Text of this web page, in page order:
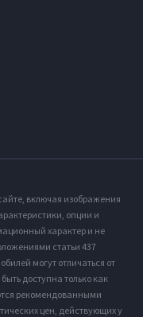
включая изображения
опции и
характер и не
статьи 437
могут отличаться от
доступна только как
рекомендованными
цен, действующих у